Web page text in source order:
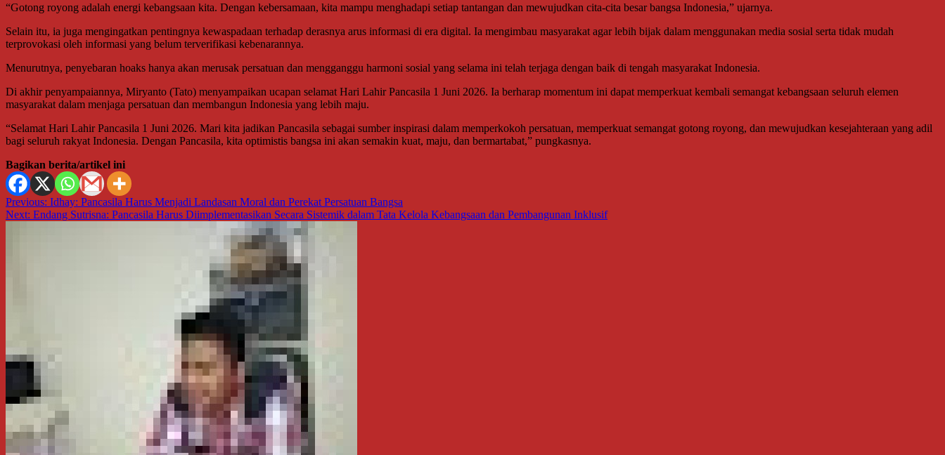
“Gotong royong adalah energi kebangsaan kita. Dengan kebersamaan, kita mampu menghadapi setiap tantangan dan mewujudkan cita-cita besar bangsa Indonesia,” ujarnya.
Selain itu, ia juga mengingatkan pentingnya kewaspadaan terhadap derasnya arus informasi di era digital. Ia mengimbau masyarakat agar lebih bijak dalam menggunakan media sosial serta tidak mudah
terprovokasi oleh informasi yang belum terverifikasi kebenarannya.
Menurutnya, penyebaran hoaks hanya akan merusak persatuan dan mengganggu harmoni sosial yang selama ini telah terjaga dengan baik di tengah masyarakat Indonesia.
Di akhir penyampaiannya, Miryanto (Tato) menyampaikan ucapan selamat Hari Lahir Pancasila 1 Juni 2026. Ia berharap momentum ini dapat memperkuat kembali semangat kebangsaan seluruh elemen
masyarakat dalam menjaga persatuan dan membangun Indonesia yang lebih maju.
“Selamat Hari Lahir Pancasila 1 Juni 2026. Mari kita jadikan Pancasila sebagai sumber inspirasi dalam memperkokoh persatuan, memperkuat semangat gotong royong, dan mewujudkan kesejahteraan yang adil
bagi seluruh rakyat Indonesia. Dengan Pancasila, kita optimistis bangsa ini akan semakin kuat, maju, dan bermartabat,” pungkasnya.
Bagikan berita/artikel ini
Navigasi
pos
Previous: Idhay: Pancasila Harus Menjadi Landasan Moral dan Perekat Persatuan Bangsa
Next: Endang Sutrisna: Pancasila Harus Diimplementasikan Secara Sistemik dalam Tata Kelola Kebangsaan dan Pembangunan Inklusif